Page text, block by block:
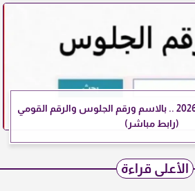
نتيجة الثانوية الأزهرية 2026 .. بالاسم ورقم الجلوس والرقم القومي
(رابط مباشر)
الأعلى قراءة